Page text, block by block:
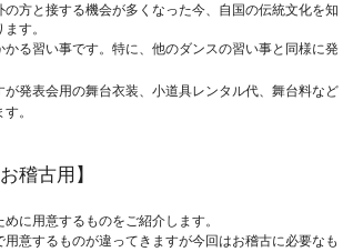
方と接する機会が多くなった今、自国の伝統文化を知
す。
る習い事です。特に、他のダンスの習い事と同様に発
が発表会用の舞台衣装、小道具レンタル代、舞台料など
。
稽古用】
に用意するものをご紹介します。
用意するものが違ってきますが今回はお稽古に必要なも